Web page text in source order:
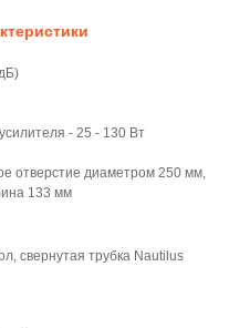
- 25 - 130 Вт
отверстие диаметром 250 мм,
133 мм
свернутая трубка Nautilus